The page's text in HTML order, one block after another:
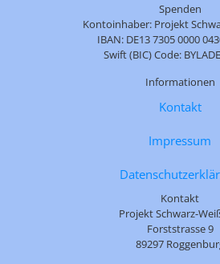
Spenden
Kontoinhaber: Projekt
IBAN: DE13 7305 0000
Swift (BIC) Code:
Informationen
Kontakt
Impressum
Kontakt
Projekt Schwarz-
Forststrasse 9
89297